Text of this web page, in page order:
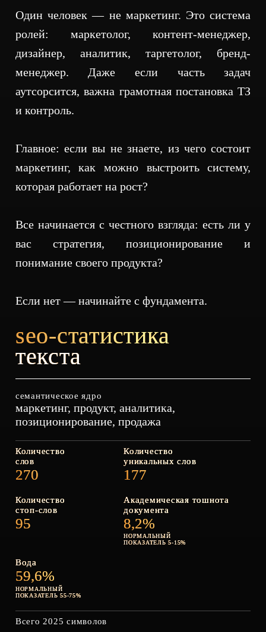
Один человек — не маркетинг. Это система
ролей: маркетолог, контент-менеджер,
дизайнер, аналитик, таргетолог, бренд-
менеджер. Даже если часть задач
аутсорсится, важна грамотная постановка ТЗ
и контроль.
Главное: если вы не знаете, из чего состоит
маркетинг, как можно выстроить систему,
которая работает на рост?
Все начинается с честного взгляда: есть ли у
вас стратегия, позиционирование и
понимание своего продукта?
seo-статистика
текста
семантическое ядро
маркетинг, продукт, аналитика,
позиционирование, продажа
Количество
слов
270
Количество
уникальных слов
177
Количество
стоп‑слов
95
Академическая тошнота
документа
8,2%
НОРМАЛЬНЫЙ
ПОКАЗАТЕЛЬ 5-15%
Вода
59,6%
НОРМАЛЬНЫЙ
ПОКАЗАТЕЛЬ 55-75%
Всего 2025 символов